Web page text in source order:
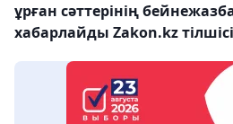
ұрған сәттерінің
хабарлайды Zakon.kz